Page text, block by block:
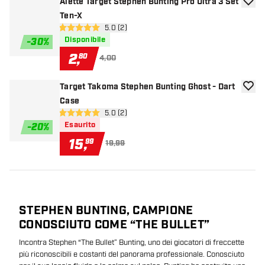
-30%
Ten-X
apri pannello recensioni
5 stelle di valutazione
5.0 (2)
Disponibile
2,80 4,00
-20%
Target Takoma Stephen Bunting Ghost - Dart
Case
apri pannello recensioni
5 stelle di valutazione
5.0 (2)
Esaurito
15,99 19,99
STEPHEN BUNTING, CAMPIONE
CONOSCIUTO COME “THE BULLET”
Incontra Stephen “The Bullet” Bunting, uno dei giocatori di freccette
più riconoscibili e costanti del panorama professionale. Conosciuto